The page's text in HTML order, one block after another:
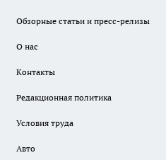
Обзорные статьи и пресс-релизы
О нас
Контакты
Редакционная политика
Условия труда
Авто